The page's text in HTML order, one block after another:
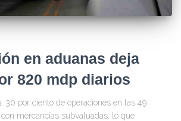
en aduanas deja
820 mdp diarios
30 por ciento de operaciones en las 49
mercancías subvaluadas, lo que